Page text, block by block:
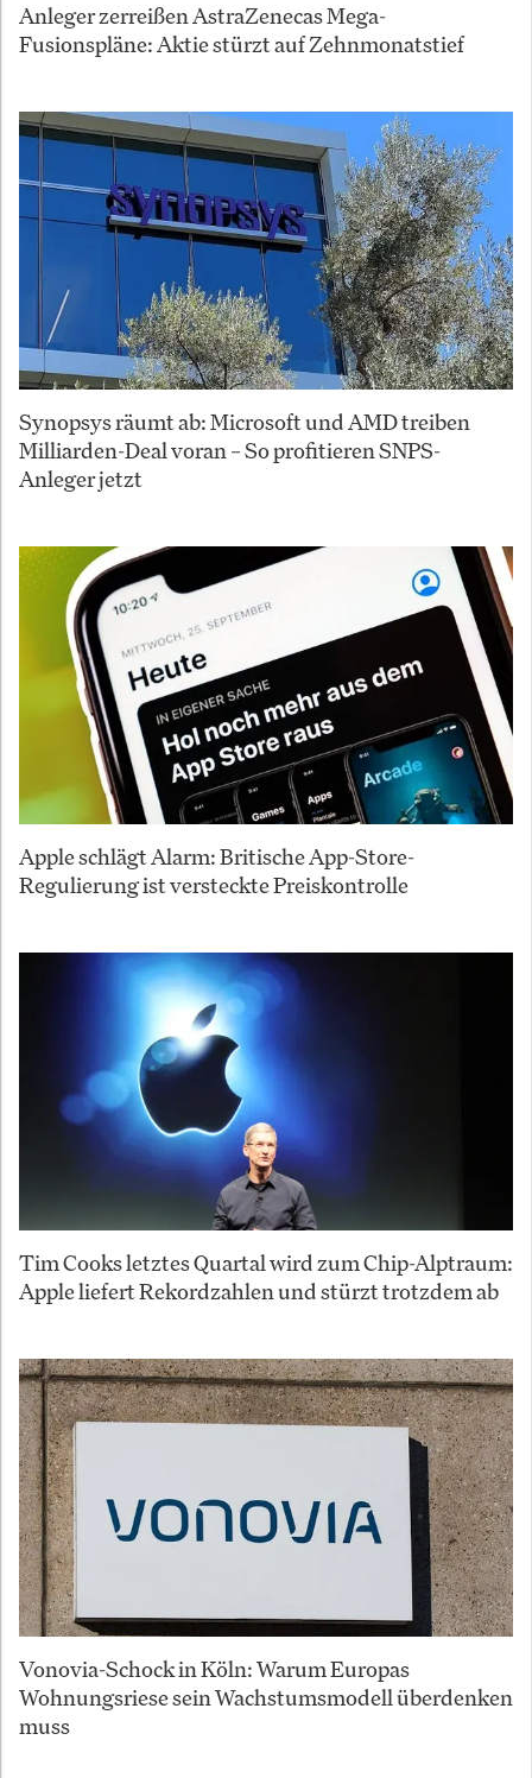
Anleger zerreißen AstraZenecas Mega-
Fusionspläne: Aktie stürzt auf Zehnmonatstief
Synopsys räumt ab: Microsoft und AMD treiben
Milliarden-Deal voran – So profitieren SNPS-
Anleger jetzt
Apple schlägt Alarm: Britische App-Store-
Regulierung ist versteckte Preiskontrolle
Tim Cooks letztes Quartal wird zum Chip-Alptraum:
Apple liefert Rekordzahlen und stürzt trotzdem ab
Vonovia-Schock in Köln: Warum Europas
Wohnungsriese sein Wachstumsmodell überdenken
muss